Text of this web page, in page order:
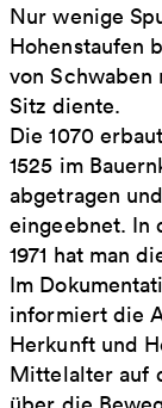
Nur wenige
Hohenstaufen
von Schwaben
Sitz diente.
Die 1070
1525 im
abgetragen
eingeebnet. In
1971 hat man
Im
informiert die
Herkunft und
Mittelalter auf